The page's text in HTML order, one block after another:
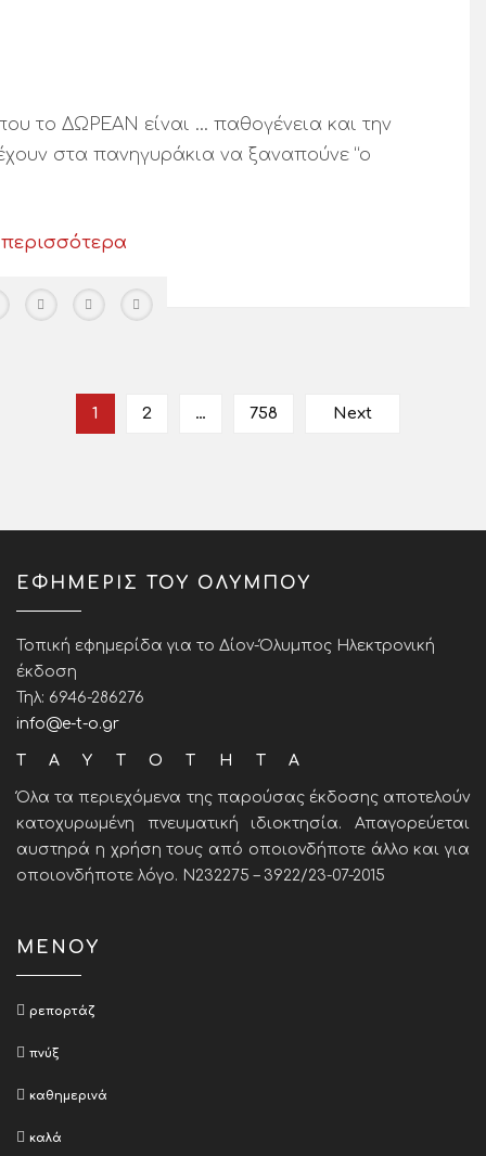
το ΔΩΡΕΑΝ είναι … παθογένεια και την
στα πανηγυράκια να ξαναπούνε “ο
1 2 … 758 Next
ΕΦΗΜΕΡΙΣ ΤΟΥ ΟΛΥΜΠΟΥ
Τοπική εφημερίδα για το Δίον-Όλυμπος Ηλεκτρονική
έκδοση
Τηλ: 6946-286276
info@e-t-o.gr
ΤΑΥΤΟΤΗΤΑ
Όλα τα περιεχόμενα της παρούσας έκδοσης αποτελούν
κατοχυρωμένη πνευματική ιδιοκτησία. Απαγορεύεται
αυστηρά η χρήση τους από οποιονδήποτε άλλο και για
οποιονδήποτε λόγο. Ν232275 – 3922/23-07-2015
ΜΕΝΟΥ
ρεπορτάζ
πνύξ
καθημερινά
καλά